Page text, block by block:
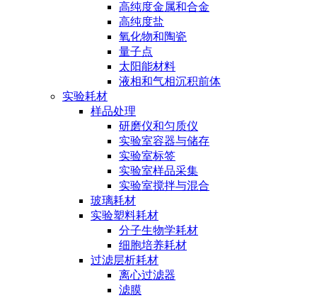
高纯度金属和合金
高纯度盐
氧化物和陶瓷
量子点
太阳能材料
液相和气相沉积前体
实验耗材
样品处理
研磨仪和匀质仪
实验室容器与储存
实验室标签
实验室样品采集
实验室搅拌与混合
玻璃耗材
实验塑料耗材
分子生物学耗材
细胞培养耗材
过滤层析耗材
离心过滤器
滤膜